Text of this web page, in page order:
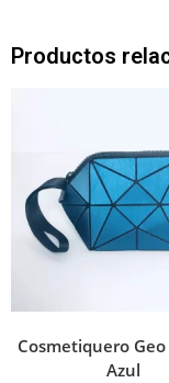
Productos
Cosmetiquero
Azul